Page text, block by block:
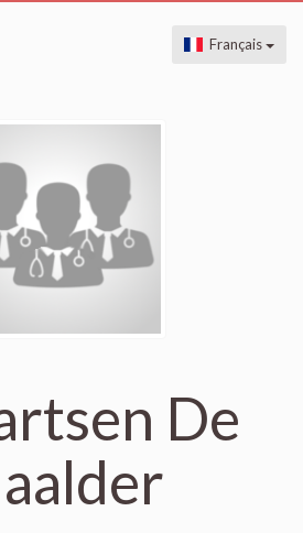
Français
De